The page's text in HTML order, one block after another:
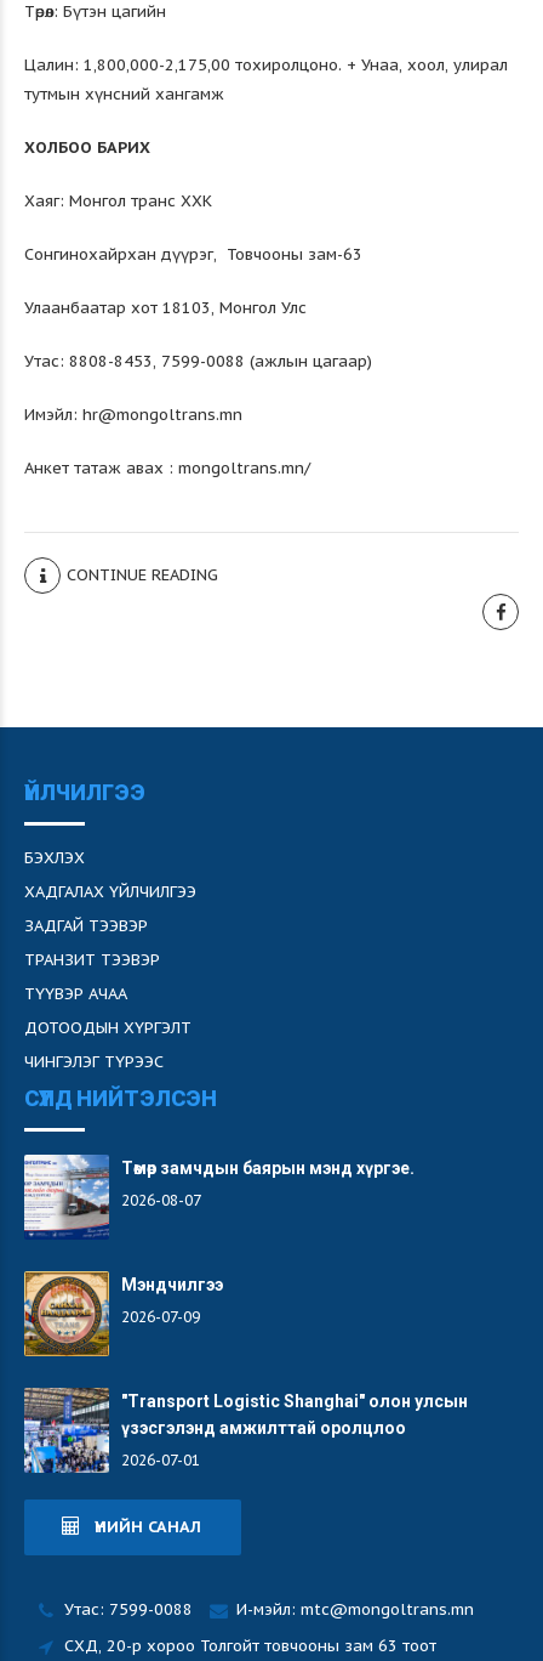
Төрөл: Бүтэн цагийн
Цалин: 1,800,000-2,175,00 тохиролцоно. + Унаа, хоол, улирал
тутмын хүнсний хангамж
ХОЛБОО БАРИХ
Хаяг: Монгол транс ХХК
Сонгинохайрхан дүүрэг, Товчооны зам-63
Улаанбаатар хот 18103, Монгол Улс
Утас: 8808-8453, 7599-0088 (ажлын цагаар)
Имэйл: hr@mongoltrans.mn
Анкет татаж авах : mongoltrans.mn/
CONTINUE READING
ҮЙЛЧИЛГЭЭ
БЭХЛЭХ
ХАДГАЛАХ ҮЙЛЧИЛГЭЭ
ЗАДГАЙ ТЭЭВЭР
ТРАНЗИТ ТЭЭВЭР
ТҮҮВЭР АЧАА
ДОТООДЫН ХҮРГЭЛТ
ЧИНГЭЛЭГ ТҮРЭЭС
СҮҮЛД НИЙТЭЛСЭН
Төмөр замчдын баярын мэнд хүргэе.
2026-08-07
Мэндчилгээ
2026-07-09
"Transport Logistic Shanghai" олон улсын
үзэсгэлэнд амжилттай оролцлоо
2026-07-01
ҮНИЙН САНАЛ
Утас: 7599-0088
И-мэйл: mtc@mongoltrans.mn
СХД, 20-р хороо Толгойт товчооны зам 63 тоот